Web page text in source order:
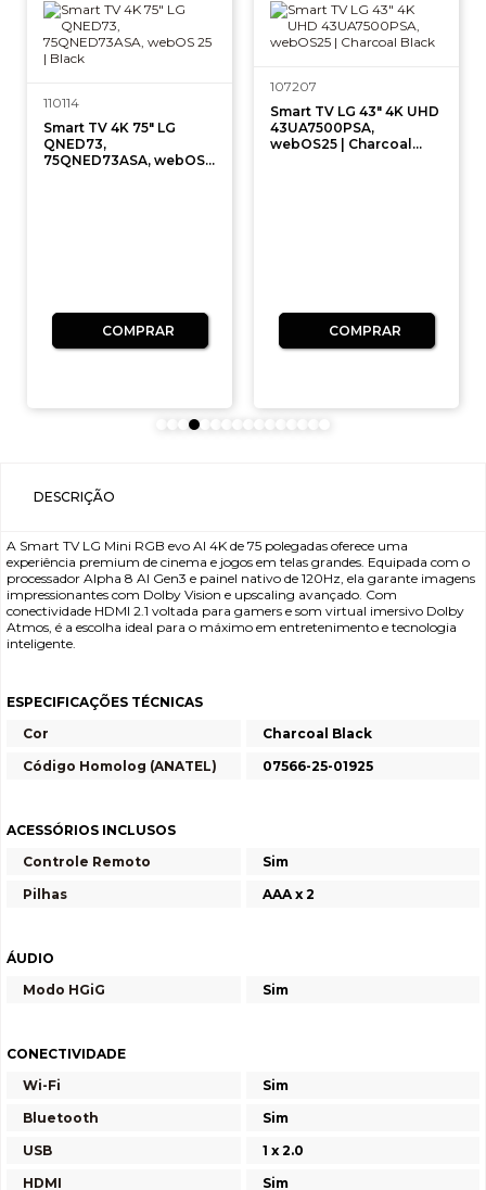
110114
Smart TV 4K 75" LG
QNED73,
75QNED73ASA, webOS
COMPRAR
107207
Smart TV LG 43" 4K UHD
43UA7500PSA,
webOS25 | Charcoal
COMPRAR
DESCRIÇÃO
A Smart TV LG Mini RGB evo AI 4K de 75 polegadas oferece uma
experiência premium de cinema e jogos em telas grandes. Equipada com o
processador Alpha 8 AI Gen3 e painel nativo de 120Hz, ela garante imagens
impressionantes com Dolby Vision e upscaling avançado. Com
conectividade HDMI 2.1 voltada para gamers e som virtual imersivo Dolby
Atmos, é a escolha ideal para o máximo em entretenimento e tecnologia
inteligente.
ESPECIFICAÇÕES TÉCNICAS
Cor
Charcoal Black
Código Homolog (ANATEL)
07566-25-01925
ACESSÓRIOS INCLUSOS
Controle Remoto
Sim
Pilhas
AAA x 2
ÁUDIO
Modo HGiG
Sim
CONECTIVIDADE
Wi-Fi
Sim
Bluetooth
Sim
USB
1 x 2.0
HDMI
Sim